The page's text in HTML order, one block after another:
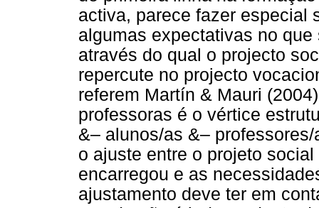
activa, parece fazer especial
algumas expectativas no
através do qual o projecto
repercute no projecto
referem Martín & Mauri
professoras é o vértice
&– alunos/as &–
o ajuste entre o projeto
encarregou e as
ajustamento deve ter em